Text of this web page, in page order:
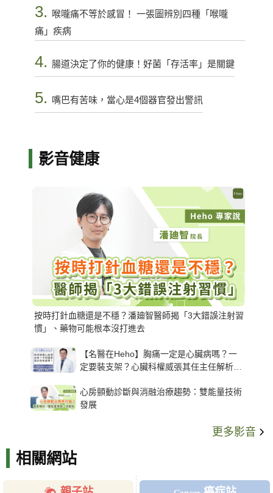
3.
喉嚨痛不等於感冒！ 一張圖辨別四種「喉嚨
痛」疾病
4. 腸道決定了你的健康！好菌「存活率」是關鍵
5. 嘴巴有苦味，當心是4個器官發出警訊
影音健康
按時打針血糖還是不穩？潘廸智醫師揭「3大錯誤注射習
慣」、藥物可能根本沒打進去
【名醫在Heho】胸痛一定是心臟病嗎？一
定要裝支架？心臟科權威張其任主任解析支
心房顫動診斷與消融治療趨勢：雙能量技術
發展
更多影音
相關網站